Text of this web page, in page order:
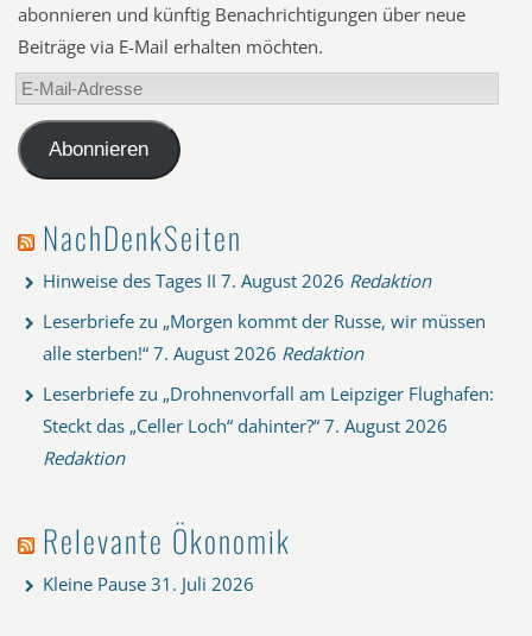
abonnieren und künftig Benachrichtigungen über neue
Beiträge via E-Mail erhalten möchten.
E-
Mail-
AdresseAbonnieren
NachDenkSeiten
Hinweise des Tages II 7. August 2026 Redaktion
Leserbriefe zu „Morgen kommt der Russe, wir müssen
alle sterben!“ 7. August 2026 Redaktion
Leserbriefe zu „Drohnenvorfall am Leipziger Flughafen:
Steckt das „Celler Loch“ dahinter?“ 7. August 2026
Redaktion
Relevante Ökonomik
Kleine Pause 31. Juli 2026